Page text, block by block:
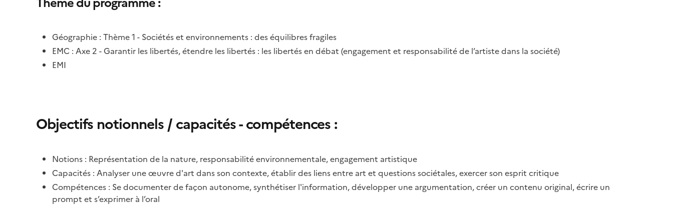
Géographie : Thème 1 - Sociétés et environnements : des équilibres fragiles
EMC : Axe 2 - Garantir les libertés, étendre les libertés : les libertés en débat (engagement et responsabilité de l’artiste dans la société)
EMI
Objectifs notionnels / capacités - compétences :
Notions : Représentation de la nature, responsabilité environnementale, engagement artistique
Capacités : Analyser une œuvre d'art dans son contexte, établir des liens entre art et questions sociétales, exercer son esprit critique
Compétences : Se documenter de façon autonome, synthétiser l'information, développer une argumentation, créer un contenu original, écrire un
prompt et s’exprimer à l’oral